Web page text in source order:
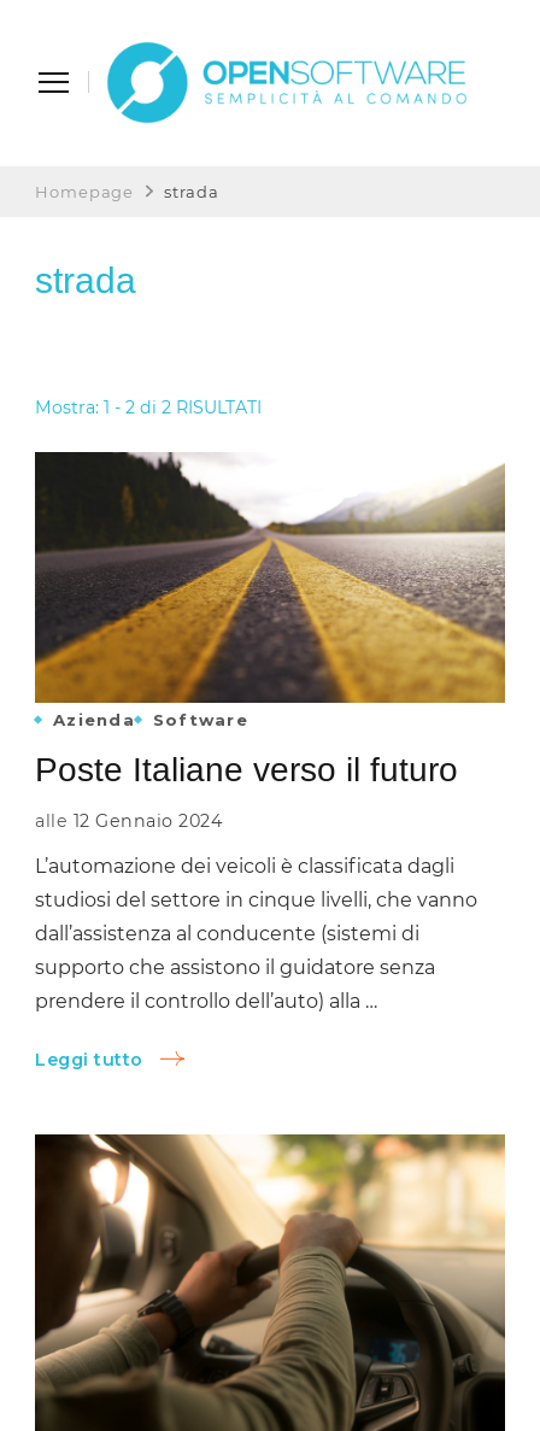
Homepage strada
strada
Mostra: 1 - 2 di 2 RISULTATI
Azienda Software
Poste Italiane verso il futuro
alle 12 Gennaio 2024
L’automazione dei veicoli è classificata dagli
studiosi del settore in cinque livelli, che vanno
dall’assistenza al conducente (sistemi di
supporto che assistono il guidatore senza
prendere il controllo dell’auto) alla …
Leggi tutto